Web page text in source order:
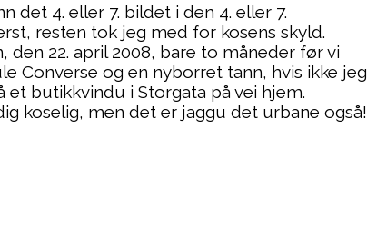
det 4. eller 7. bildet i den 4. eller 7.
resten tok jeg med for kosens skyld.
22. april 2008, bare to måneder før vi
Converse og en nyborret tann, hvis ikke jeg
et butikkvindu i Storgata på vei hjem.
koselig, men det er jaggu det urbane også!